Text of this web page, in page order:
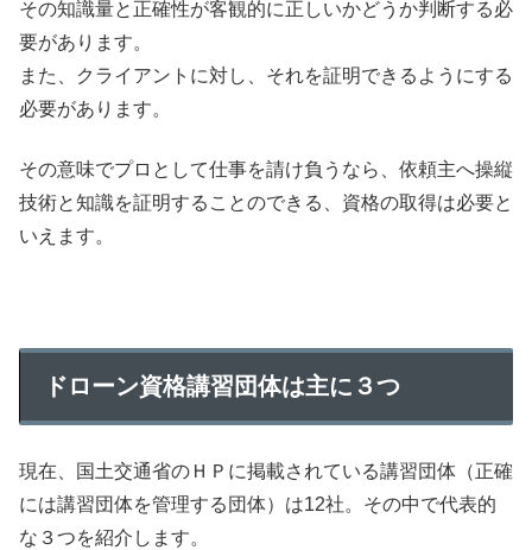
その知識量と正確性が客観的に正しいかどうか判断する必
要があります。
また、クライアントに対し、それを証明できるようにする
必要があります。
その意味でプロとして仕事を請け負うなら、依頼主へ操縦
技術と知識を証明することのできる、資格の取得は必要と
いえます。
ドローン資格講習団体は主に３つ
現在、国土交通省のＨＰに掲載されている講習団体（正確
には講習団体を管理する団体）は12社。その中で代表的
な３つを紹介します。